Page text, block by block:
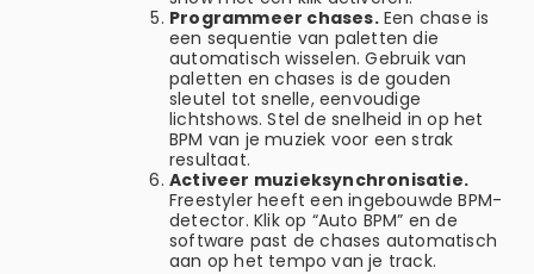
Programmeer chases.Een chase is
een sequentie van paletten die
automatisch wisselen. Gebruik van
paletten en chases is de gouden
sleutel tot snelle, eenvoudige
lichtshows. Stel de snelheid in op het
BPM van je muziek voor een strak
resultaat.
Activeer muzieksynchronisatie.
Freestyler heeft een ingebouwde BPM-
detector. Klik op “Auto BPM” en de
software past de chases automatisch
aan op het tempo van je track.